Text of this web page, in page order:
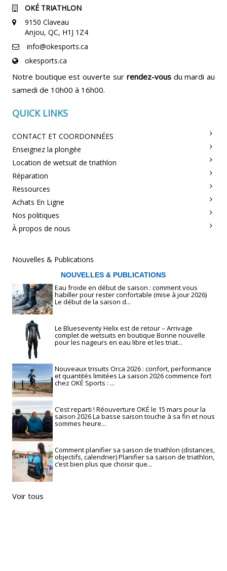
OKÉ TRIATHLON
9150 Claveau
Anjou, QC, H1J 1Z4
info@okesports.ca
okesports.ca
Notre boutique est ouverte sur rendez-vousdu mardi au
samedi de 10h00 à 16h00.
QUICK LINKS
CONTACT ET COORDONNÉES
Enseignez la plongée
Location de wetsuit de triathlon
Réparation
Ressources
Achats En Ligne
Nos politiques
À propos de nous
Nouvelles & Publications
NOUVELLES & PUBLICATIONS
Eau froide en début de saison : comment vous
habiller pour rester confortable (mise à jour 2026)
Le début de la saison d...
Le Blueseventy Helix est de retour – Arrivage
complet de wetsuits en boutique Bonne nouvelle
pour les nageurs en eau libre et les triat...
Nouveaux trisuits Orca 2026 : confort, performance
et quantités limitées La saison 2026 commence fort
chez OKÉ Sports : ...
C’est reparti ! Réouverture OKÉ le 15 mars pour la
saison 2026 La basse saison touche à sa fin et nous
sommes heure...
Comment planifier sa saison de triathlon (distances,
objectifs, calendrier) Planifier sa saison de triathlon,
c’est bien plus que choisir que...
Voir tous